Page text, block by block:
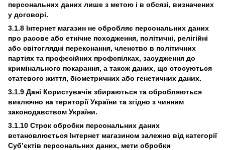
персональних даних лише з метою і в обсязі, визначених
у договорі.
3.1.8 Інтернет магазин не обробляє персональних даних
про расове або етнічне походження, політичні, релігійні
або світоглядні переконання, членство в політичних
партіях та професійних профспілках, засудження до
кримінального покарання, а також даних, що стосуються
статевого життя, біометричних або генетичних даних.
3.1.9 Дані Користувачів збираються та обробляються
виключно на території України та згідно з чинним
законодавством України.
3.1.10 Cтрок обробки персональних даних
встановлюється Інтернет магазином залежно від категорії
Суб’єктів персональних даних, мети обробки